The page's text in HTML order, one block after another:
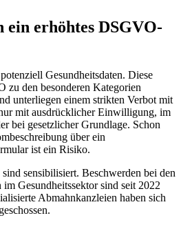
ein erhöhtes DSGVO-
Gesundheitsdaten. Diese
zu den besonderen Kategorien
unterliegen einem strikten Verbot mit
mit ausdrücklicher Einwilligung, im
bei gesetzlicher Grundlage. Schon
über ein
ist ein Risiko.
sensibilisiert. Beschwerden bei den
Gesundheitssektor sind seit 2022
Abmahnkanzleien haben sich